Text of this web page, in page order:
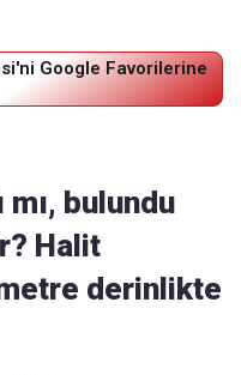
Google Favorilerine
mı, bulundu
Halit
derinlikte